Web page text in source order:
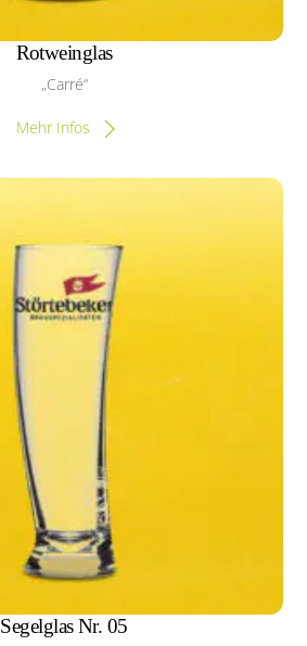
Rotweinglas
„Carré“
Mehr Infos
Segelglas Nr. 05